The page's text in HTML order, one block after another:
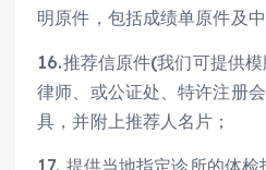
明原件，包括成绩单原件及
16.推荐信原件(我们可提供
律师、或公证处、特许注册
具，并附上推荐人名片；
17. 提供当地指定诊所的体